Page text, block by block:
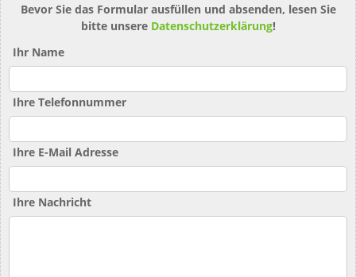
Bevor Sie das Formular ausfüllen und absenden, lesen Sie
bitte unsere Datenschutzerklärung!
Ihr Name
Ihre Telefonnummer
Ihre E-Mail Adresse
Ihre Nachricht